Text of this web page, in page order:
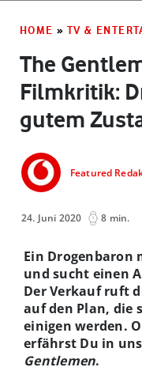
HOME » TV &
The
Filmkritik:
gutem
Featured
24. Juni 2020 8 min.
Ein Drogenbaron
und sucht einen
Der Verkauf ruft
auf den Plan, die
einigen werden.
erfährst Du in
Gentlemen.